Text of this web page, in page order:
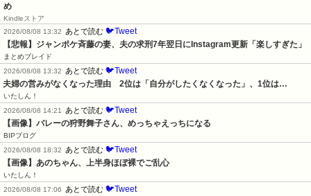
め
Kindleストア
2026/08/08 13:32
あとで読む 🐦Tweet
【悲報】ジャンポケ斉藤の妻、夫の求刑7年翌日にInstagram更新「楽しすぎた」
まとめブレイド
2026/08/08 13:32
あとで読む 🐦Tweet
夫婦の営みがなくなった理由　2位は「自分がしたくなくなった」、1位は…
いたしん！
2026/08/08 14:21
あとで読む 🐦Tweet
【画像】バレーの狩野舞子さん、めっちゃえっちになる
BIPブログ
2026/08/08 18:32
あとで読む 🐦Tweet
【画像】あのちゃん、上半身ほぼ裸でご乱心
いたしん！
2026/08/08 17:06
あとで読む 🐦Tweet